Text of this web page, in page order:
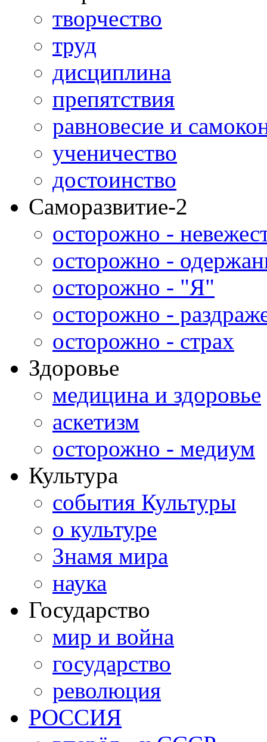
творчество
труд
дисциплина
препятствия
равновесие и
ученичество
достоинство
Саморазвитие-2
осторожно -
осторожно -
осторожно - "Я"
осторожно -
осторожно - страх
Здоровье
медицина и здоровье
аскетизм
осторожно - медиум
Культура
события Культуры
о культуре
Знамя мира
наука
Государство
мир и война
государство
революция
РОССИЯ